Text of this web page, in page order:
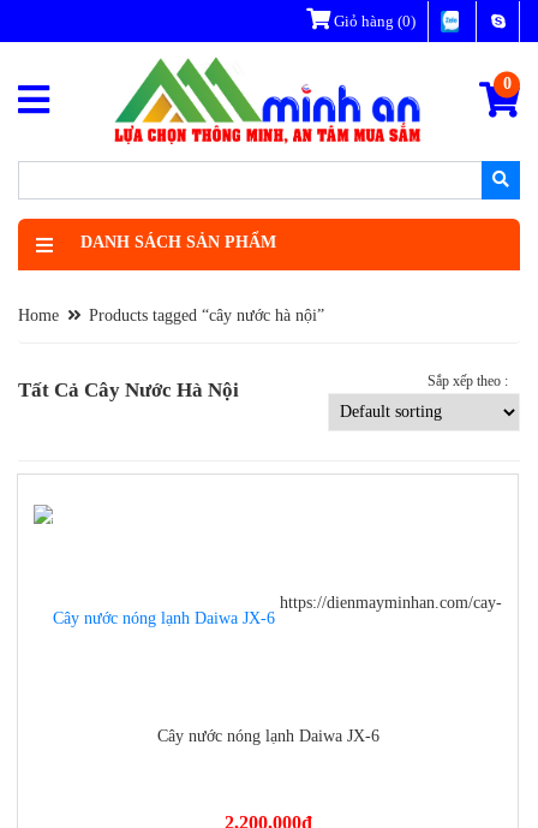
Giỏ hàng (0)
0
DANH SÁCH SẢN PHẨM
Home Products tagged “cây nước hà nội”
Tất Cả Cây Nước Hà Nội Sắp xếp theo :
https://dienmayminhan.com/cay-
-8%
Cây nước nóng lạnh Daiwa JX-6
2,200,000đ